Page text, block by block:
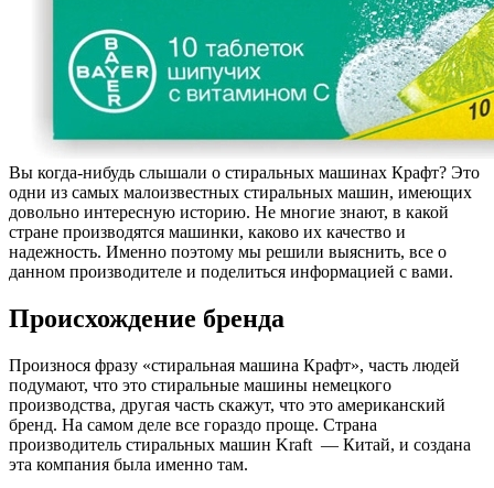
Вы когда-нибудь слышали о стиральных машинах Крафт? Это
одни из самых малоизвестных стиральных машин, имеющих
довольно интересную историю. Не многие знают, в какой
стране производятся машинки, каково их качество и
надежность. Именно поэтому мы решили выяснить, все о
данном производителе и поделиться информацией с вами.
Происхождение бренда
Произнося фразу «стиральная машина Крафт», часть людей
подумают, что это стиральные машины немецкого
производства, другая часть скажут, что это американский
бренд. На самом деле все гораздо проще. Страна
производитель стиральных машин Kraft — Китай, и создана
эта компания была именно там.